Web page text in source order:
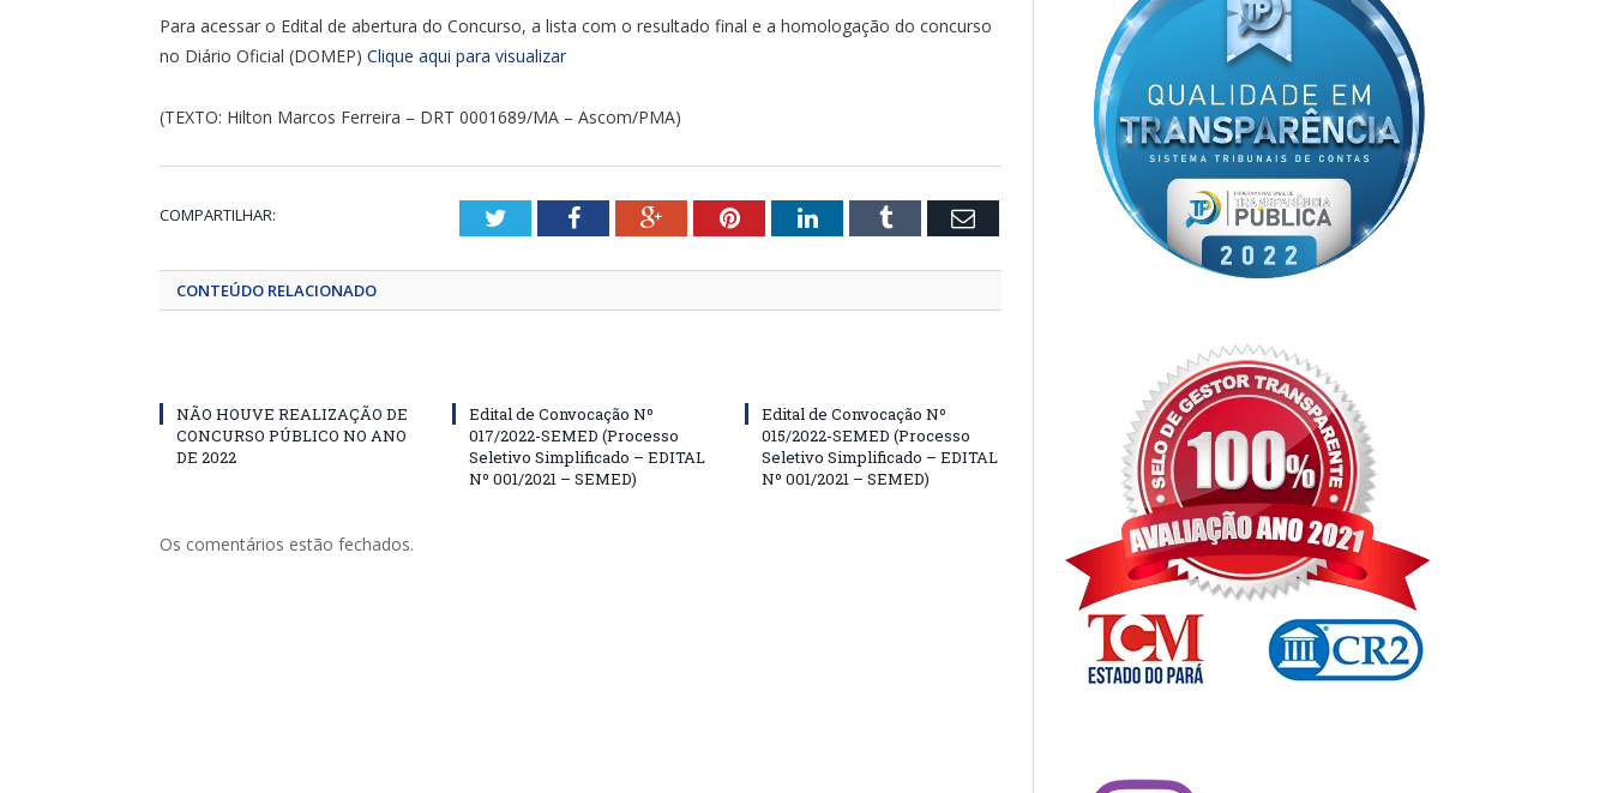
Para acessar o Edital de abertura do Concurso, a lista com o resultado final e a homologação do concurso
no Diário Oficial (DOMEP) Clique aqui para visualizar
(TEXTO: Hilton Marcos Ferreira – DRT 0001689/MA – Ascom/PMA)
COMPARTILHAR: TwitterFacebookGoogle+PinterestLinkedInTumblr Email
CONTEÚDO RELACIONADO
NÃO HOUVE REALIZAÇÃO DE
CONCURSO PÚBLICO NO ANO
DE 2022
Edital de Convocação Nº
017/2022-SEMED (Processo
Seletivo Simplificado – EDITAL
Nº 001/2021 – SEMED)
Edital de Convocação Nº
015/2022-SEMED (Processo
Seletivo Simplificado – EDITAL
Nº 001/2021 – SEMED)
Os comentários estão fechados.